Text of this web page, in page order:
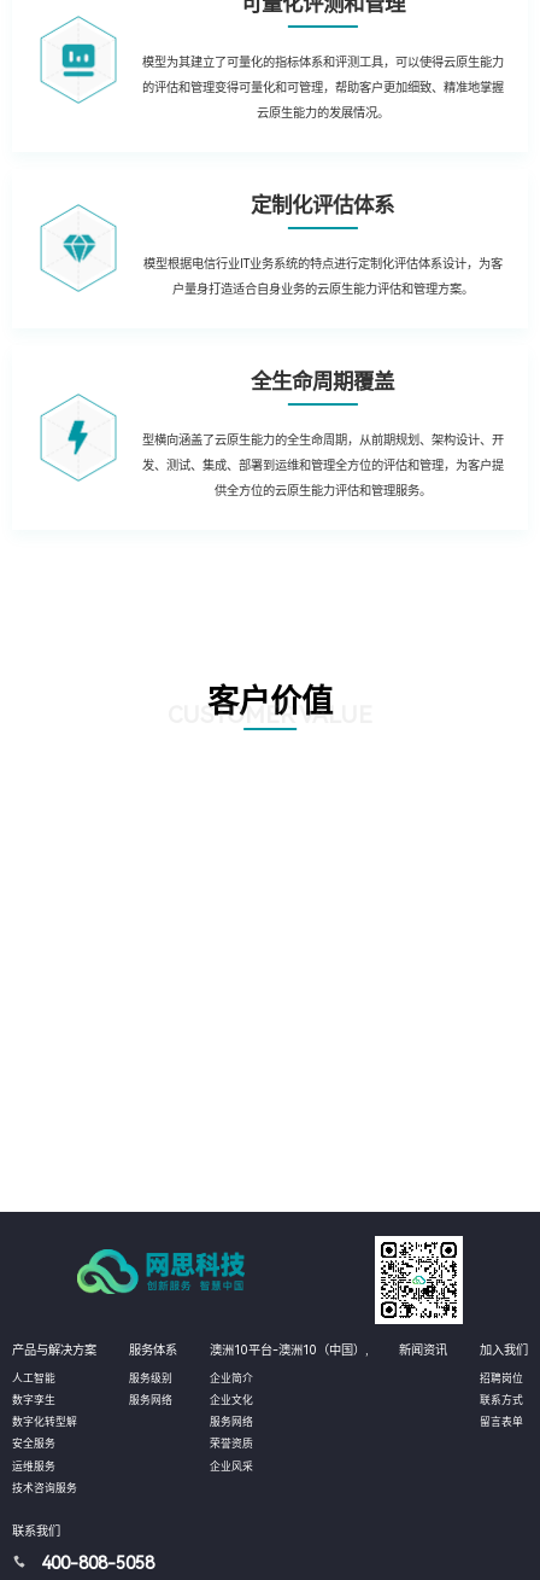
模型为其建立了可量化的指标体系和评测工具，可以使得云原生能力
的评估和管理变得可量化和可管理，帮助客户更加细致、精准地掌握
云原生能力的发展情况。
定制化评估体系
模型根据电信行业IT业务系统的特点进行定制化评估体系设计，为客
户量身打造适合自身业务的云原生能力评估和管理方案。
全生命周期覆盖
型横向涵盖了云原生能力的全生命周期，从前期规划、架构设计、开
发、测试、集成、部署到运维和管理全方位的评估和管理，为客户提
供全方位的云原生能力评估和管理服务。
客户价值
CUSTOMER VALUE
产品与解决方案
人工智能
数字孪生
数字化转型解
安全服务
运维服务
技术咨询服务
服务体系
服务级别
服务网络
澳洲10平台-澳洲10（中国）,
企业简介
企业文化
服务网络
荣誉资质
企业风采
新闻资讯 加入我们
招聘岗位
联系方式
留言表单
联系我们
400-808-5058